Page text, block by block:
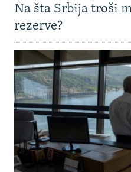
Na šta Srbija troši
rezerve?